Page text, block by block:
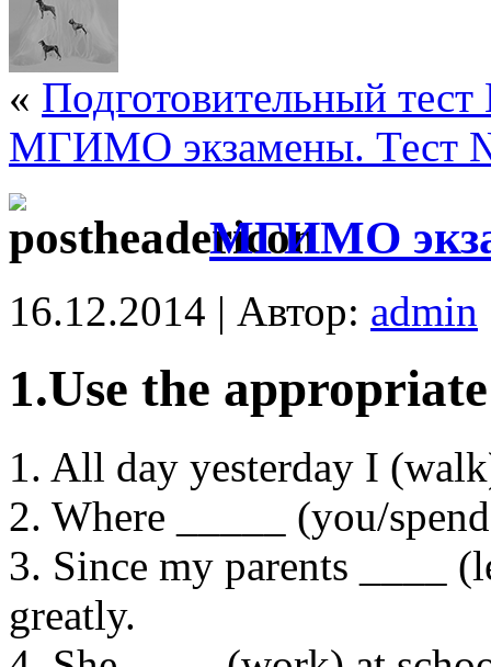
« Подготовительный
МГИМО экзамены. Тест
МГИМО
16.12.2014 | Автор: admin
1.Use the
1. All day yesterday I
2. Where _____ (you/
3. Since my parents ____
greatly.